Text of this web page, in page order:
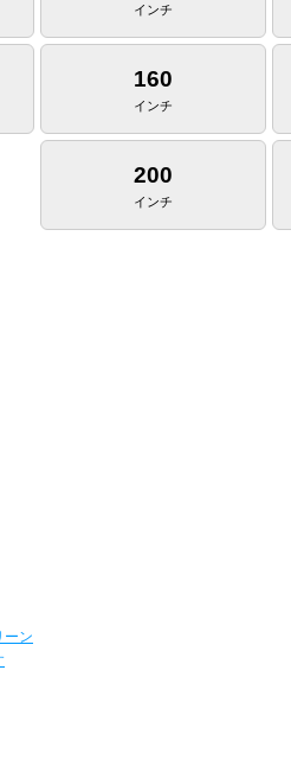
インチ
160
インチ
200
インチ